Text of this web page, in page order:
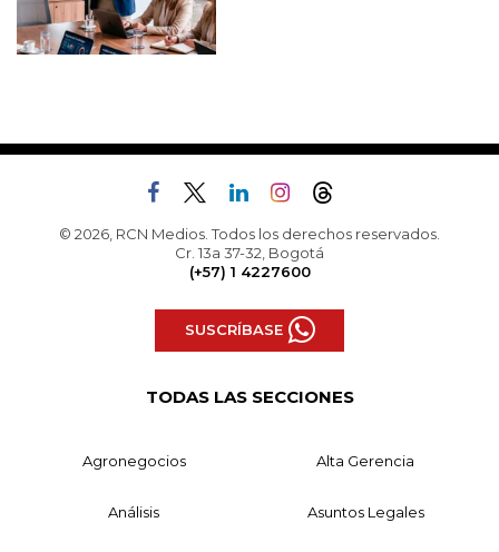
© 2026, RCN Medios. Todos los derechos reservados.
Cr. 13a 37-32, Bogotá
(+57) 1 4227600
SUSCRÍBASE
TODAS LAS SECCIONES
Agronegocios Alta Gerencia
Análisis Asuntos Legales